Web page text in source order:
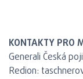
KONTAKTY PRO
Generali Česká
Redion: